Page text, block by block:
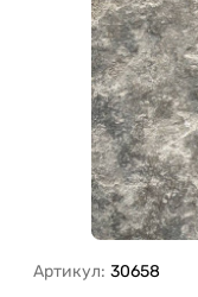
Артикул: 30658